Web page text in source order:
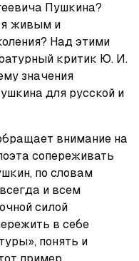
Пушкина?
живым и
Над этими
критик Ю. И.
значения
для русской и
внимание на
сопереживать
по словам
и всем
силой
в себе
понять и